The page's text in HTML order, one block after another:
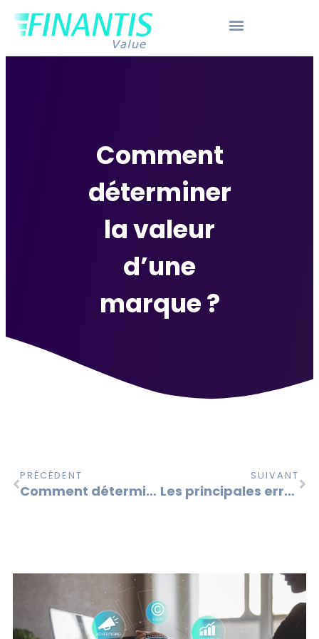
Comment
déterminer
la valeur
d’une
marque ?
PRÉCÉDENT
Comment déterminer la valeur d’une base de données ?
SUIVANT
Les principales erreurs qui nuisent à la valorisation d’une marque